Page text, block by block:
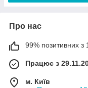
Про нас
99% позитивних з
Працює з
м. Київ